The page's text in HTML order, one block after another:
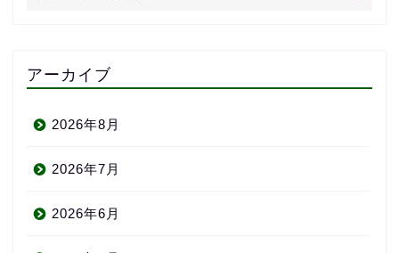
アーカイブ
2026年8月
2026年7月
2026年6月